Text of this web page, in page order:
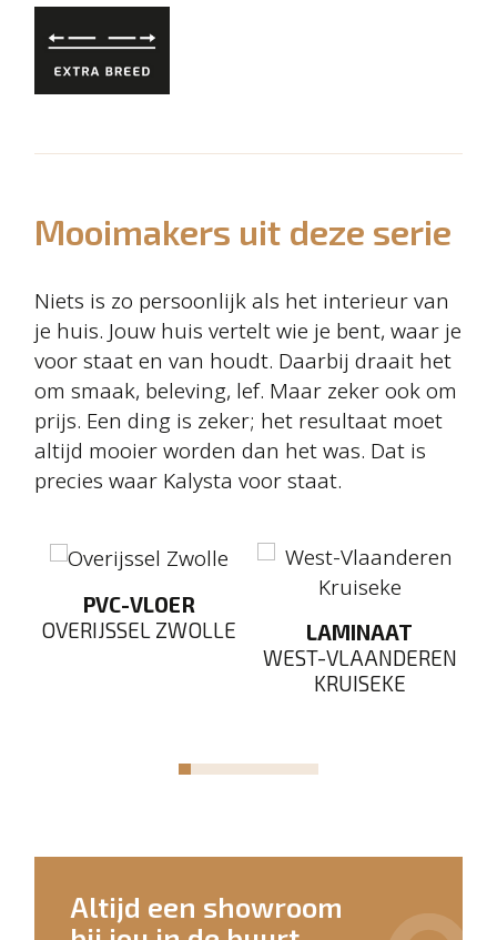
Mooimakers uit deze serie
Niets is zo persoonlijk als het interieur van
je huis. Jouw huis vertelt wie je bent, waar je
voor staat en van houdt. Daarbij draait het
om smaak, beleving, lef. Maar zeker ook om
prijs. Een ding is zeker; het resultaat moet
altijd mooier worden dan het was. Dat is
precies waar Kalysta voor staat.
PVC-VLOER
OVERIJSSEL ZWOLLE
LAMINAAT
WEST-VLAANDEREN
KRUISEKE
Altijd een showroom